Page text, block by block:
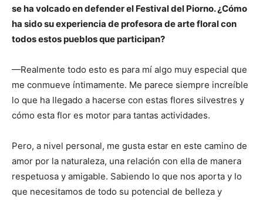
se ha volcado en defender el Festival del Piorno. ¿Cómo
ha sido su experiencia de profesora de arte floral con
todos estos pueblos que participan?
—Realmente todo esto es para mí algo muy especial que
me conmueve íntimamente. Me parece siempre increíble
lo que ha llegado a hacerse con estas flores silvestres y
cómo esta flor es motor para tantas actividades.
Pero, a nivel personal, me gusta estar en este camino de
amor por la naturaleza, una relación con ella de manera
respetuosa y amigable. Sabiendo lo que nos aporta y lo
que necesitamos de todo su potencial de belleza y